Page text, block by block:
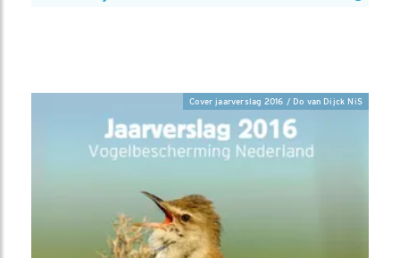
Cover jaarverslag 2016 / Do van Dijck NiS